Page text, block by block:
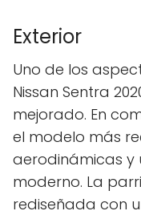
Exterior
Uno de los
Nissan Sentra
mejorado. En
el modelo más
aerodinámicas y
moderno. La
rediseñada con